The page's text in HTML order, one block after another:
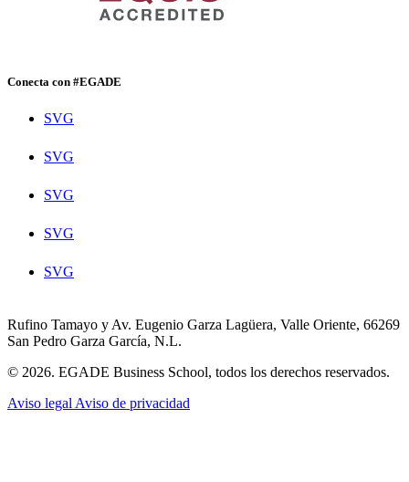
Conecta con #EGADE
SVG
SVG
SVG
SVG
SVG
Rufino Tamayo y Av. Eugenio Garza Lagüera, Valle Oriente, 66269
San Pedro Garza García, N.L.
© 2026. EGADE Business School, todos los derechos reservados.
Aviso legal Aviso de privacidad